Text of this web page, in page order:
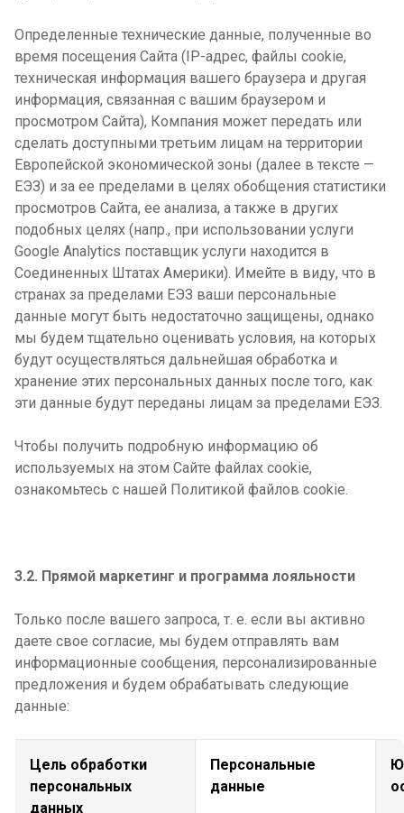
Определенные технические данные, полученные во
время посещения Сайта (IP-адрес, файлы cookie,
техническая информация вашего браузера и другая
информация, связанная с вашим браузером и
просмотром Сайта), Компания может передать или
сделать доступными третьим лицам на территории
Европейской экономической зоны (далее в тексте —
ЕЭЗ) и за ее пределами в целях обобщения статистики
просмотров Сайта, ее анализа, а также в других
подобных целях (напр., при использовании услуги
Google Analytics поставщик услуги находится в
Соединенных Штатах Америки). Имейте в виду, что в
странах за пределами ЕЭЗ ваши персональные
данные могут быть недостаточно защищены, однако
мы будем тщательно оценивать условия, на которых
будут осуществляться дальнейшая обработка и
хранение этих персональных данных после того, как
эти данные будут переданы лицам за пределами ЕЭЗ.
Чтобы получить подробную информацию об
используемых на этом Сайте файлах cookie,
ознакомьтесь с нашей Политикой файлов cookie.
3.2. Прямой маркетинг и программа лояльности
Только после вашего запроса, т. е. если вы активно
даете свое согласие, мы будем отправлять вам
информационные сообщения, персонализированные
предложения и будем обрабатывать следующие
данные:
Цель обработки
персональных
данных
Персональные
данные